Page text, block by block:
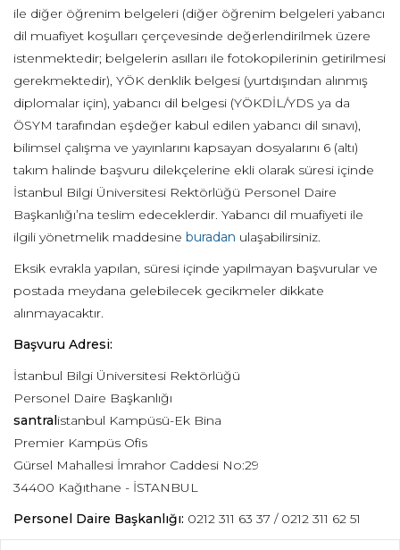
ile diğer öğrenim belgeleri (diğer öğrenim belgeleri yabancı
dil muafiyet koşulları çerçevesinde değerlendirilmek üzere
istenmektedir; belgelerin asılları ile fotokopilerinin getirilmesi
gerekmektedir), YÖK denklik belgesi (yurtdışından alınmış
diplomalar için), yabancı dil belgesi (YÖKDİL/YDS ya da
ÖSYM tarafından eşdeğer kabul edilen yabancı dil sınavı),
bilimsel çalışma ve yayınlarını kapsayan dosyalarını 6 (altı)
takım halinde başvuru dilekçelerine ekli olarak süresi içinde
İstanbul Bilgi Üniversitesi Rektörlüğü Personel Daire
Başkanlığı’na teslim edeceklerdir. Yabancı dil muafiyeti ile
ilgili yönetmelik maddesine buradan ulaşabilirsiniz.
Eksik evrakla yapılan, süresi içinde yapılmayan başvurular ve
postada meydana gelebilecek gecikmeler dikkate
alınmayacaktır.
Başvuru Adresi:
İstanbul Bilgi Üniversitesi Rektörlüğü
Personel Daire Başkanlığı
santralistanbul Kampüsü-Ek Bina
Premier Kampüs Ofis
Gürsel Mahallesi İmrahor Caddesi No:29
34400 Kağıthane - İSTANBUL
Personel Daire Başkanlığı: 0212 311 63 37 / 0212 311 62 51